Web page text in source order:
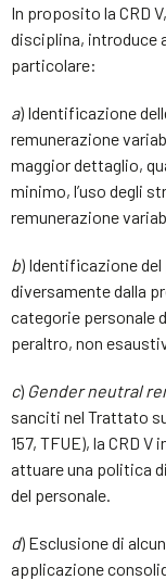
In proposito la CRD
disciplina, introduce
particolare:
a) Identificazione
remunerazione
maggior dettaglio,
minimo, l’uso degli
remunerazione
b) Identificazione
diversamente dalla
categorie personale
peraltro, non
c) Gender neutral
sanciti nel Trattato
157, TFUE), la CRD
attuare una politica
del personale.
d) Esclusione di
applicazione